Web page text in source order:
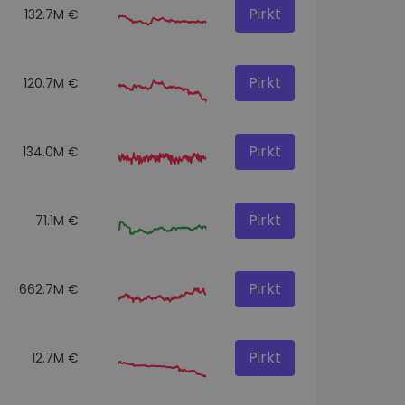
132.7M € Pirkt
120.7M € Pirkt
134.0M € Pirkt
71.1M € Pirkt
662.7M € Pirkt
12.7M € Pirkt